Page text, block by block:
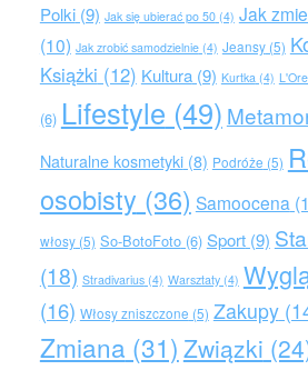
Polki(9) Jak się ubierać po 50(4) Jak
(10) Jak zrobić samodzielnie(4) Jeansy(5)
Książki (12) Kultura(9) Kurtka(4)
(6) Lifestyle (49)
Naturalne kosmetyki(8) Podróże (5)
osobisty (36) Samoocena
włosy(5) So-BotoFoto(6) Sport(9)
(18) Stradivarius(4) Warsztaty(4)
(16) Włosy zniszczone (5) Zakupy
Zmiana (31) Związki